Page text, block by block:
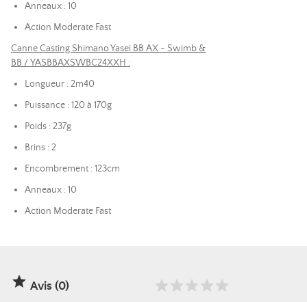
Anneaux : 10
Action Moderate Fast
Canne Casting Shimano Yasei BB AX - Swimb &
BB / YASBBAXSWBC24XXH :
Longueur : 2m40
Puissance : 120 à 170g
Poids : 237g
Brins : 2
Encombrement : 123cm
Anneaux : 10
Action Moderate Fast
 Avis (0)